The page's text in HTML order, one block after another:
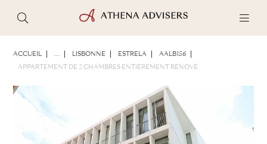
ACCUEIL ... LISBONNE ESTRELA AALB156
APPARTEMENT DE 2 CHAMBRES ENTIÈREMENT RÉNOVÉ